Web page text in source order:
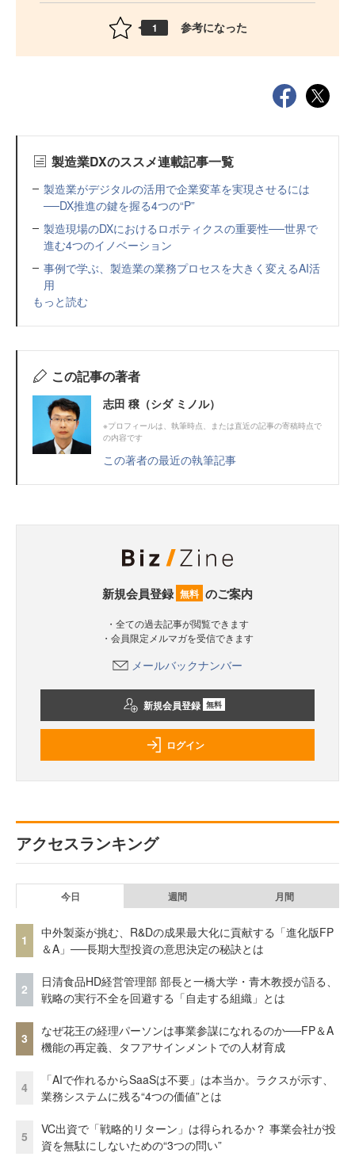
1 参考になった
製造業DXのススメ連載記事一覧
製造業がデジタルの活用で企業変革を実現させるには
──DX推進の鍵を握る4つの“P”
製造現場のDXにおけるロボティクスの重要性──世界で
進む4つのイノベーション
事例で学ぶ、製造業の業務プロセスを大きく変えるAI活
用
もっと読む
この記事の著者
志田 穣（シダ ミノル）
※プロフィールは、執筆時点、または直近の記事の寄稿時点で
の内容です
この著者の最近の執筆記事
新規会員登録 無料 のご案内
・全ての過去記事が閲覧できます
・会員限定メルマガを受信できます
メールバックナンバー
新規会員登録 無料
ログイン
アクセスランキング
今日 週間 月間
1
中外製薬が挑む、R&Dの成果最大化に貢献する「進化版FP
＆A」──長期大型投資の意思決定の秘訣とは
2
日清食品HD経営管理部 部長と一橋大学・青木教授が語る、
戦略の実行不全を回避する「自走する組織」とは
3
なぜ花王の経理パーソンは事業参謀になれるのか──FP＆A
機能の再定義、タフアサインメントでの人材育成
4
「AIで作れるからSaaSは不要」は本当か。ラクスが示す、
業務システムに残る“4つの価値”とは
5
VC出資で「戦略的リターン」は得られるか？ 事業会社が投
資を無駄にしないための“3つの問い”